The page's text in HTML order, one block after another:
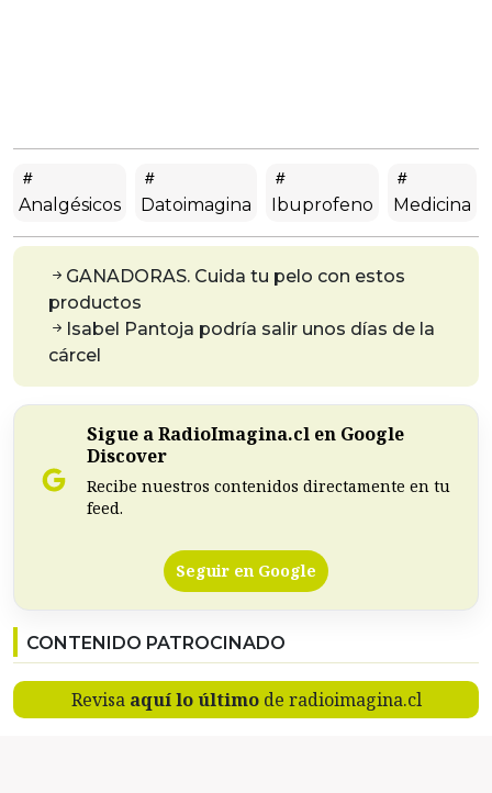
Analgésicos Datoimagina Ibuprofeno Medicina
GANADORAS. Cuida tu pelo con estos
productos
Isabel Pantoja podría salir unos días de la
cárcel
Sigue a RadioImagina.cl en Google
Discover
Recibe nuestros contenidos directamente en tu
feed.
Seguir en Google
CONTENIDO PATROCINADO
Revisa aquí lo últimode radioimagina.cl